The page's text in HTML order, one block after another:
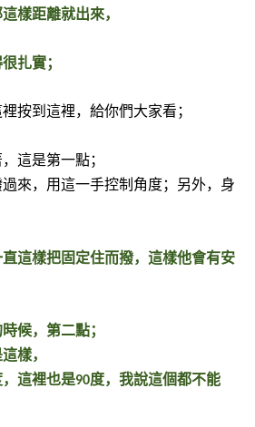
樣距離就出來，
扎實；
按到這裡，給你們大家看；
這是第一點；
來，用這一手控制角度；另外，身
這樣把固定住而撥，這樣他會有安
候，第二點；
樣，
，這裡也是90度，我說這個都不能